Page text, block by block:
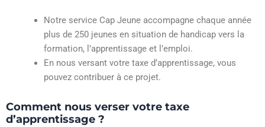
Notre service Cap Jeune accompagne chaque année
plus de 250 jeunes en situation de handicap vers la
formation, l’apprentissage et l’emploi.
En nous versant votre taxe d’apprentissage, vous
pouvez contribuer à ce projet.
Comment nous verser votre taxe
d’apprentissage ?